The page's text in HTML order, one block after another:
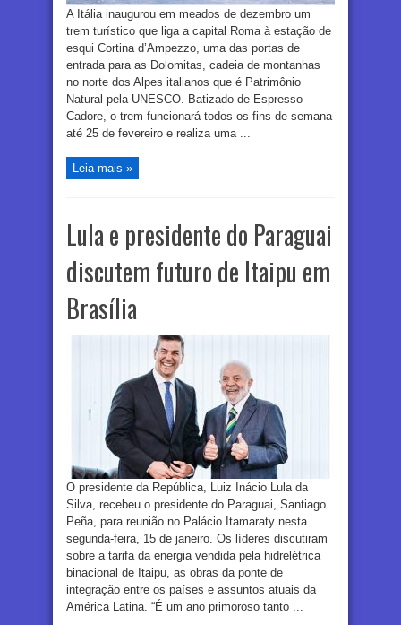
A Itália inaugurou em meados de dezembro um
trem turístico que liga a capital Roma à estação de
esqui Cortina d’Ampezzo, uma das portas de
entrada para as Dolomitas, cadeia de montanhas
no norte dos Alpes italianos que é Patrimônio
Natural pela UNESCO. Batizado de Espresso
Cadore, o trem funcionará todos os fins de semana
até 25 de fevereiro e realiza uma ...
Leia mais »
Lula e presidente do Paraguai
discutem futuro de Itaipu em
Brasília
O presidente da República, Luiz Inácio Lula da
Silva, recebeu o presidente do Paraguai, Santiago
Peña, para reunião no Palácio Itamaraty nesta
segunda-feira, 15 de janeiro. Os líderes discutiram
sobre a tarifa da energia vendida pela hidrelétrica
binacional de Itaipu, as obras da ponte de
integração entre os países e assuntos atuais da
América Latina. “É um ano primoroso tanto ...